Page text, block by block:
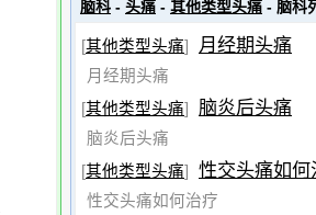
脑科 - 头痛 - 其他类型头痛 - 脑科
[其他类型头痛] 月经期头痛
月经期头痛
[其他类型头痛] 脑炎后头痛
脑炎后头痛
[其他类型头痛] 性交头痛如何
性交头痛如何治疗